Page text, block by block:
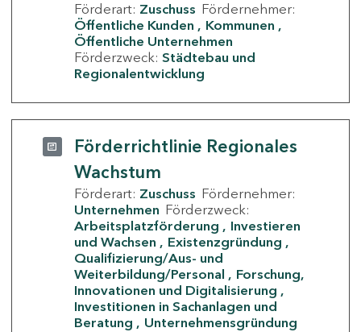
Förderart: Zuschuss Fördernehmer:
Öffentliche Kunden
Kommunen
Öffentliche Unternehmen
Förderzweck: Städtebau und
Regionalentwicklung
Förderrichtlinie Regionales
Wachstum
Förderart: Zuschuss Fördernehmer:
Unternehmen Förderzweck:
Arbeitsplatzförderung
Investieren
und Wachsen
Existenzgründung
Qualifizierung/Aus- und
Weiterbildung/Personal
Forschung,
Innovationen und Digitalisierung
Investitionen in Sachanlagen und
Beratung
Unternehmensgründung